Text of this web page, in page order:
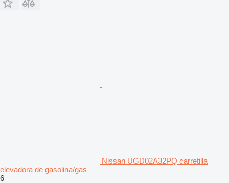
Nissan UGD02A32PQ carretilla
elevadora de gasolina/gas
6